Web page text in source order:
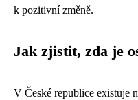
k pozitivní změně.
Jak zjistit, zda je
V České republice existuje